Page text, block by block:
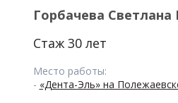
Горбачева Светлана
Стаж 30 лет
Место работы:
- «Дента-Эль» на